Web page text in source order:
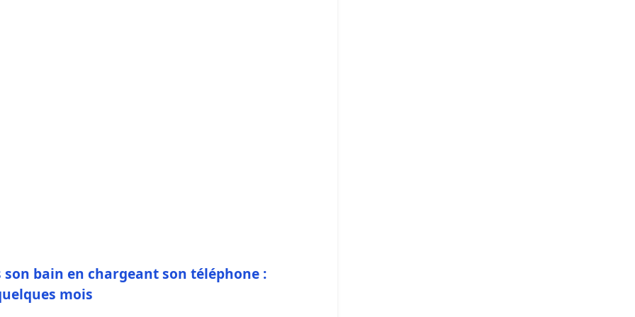
bain en chargeant son téléphone :
mois